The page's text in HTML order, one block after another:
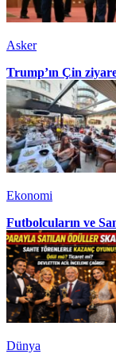
Asker
Trump’ın Çin
Ekonomi
Futbolcuların ve
Dünya